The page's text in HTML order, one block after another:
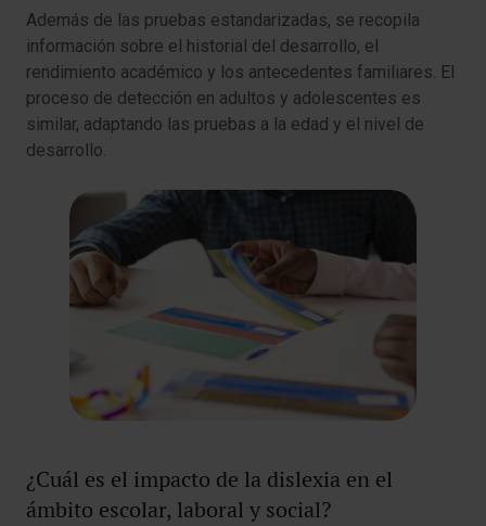
Además de las pruebas estandarizadas, se recopila
información sobre el historial del desarrollo, el
rendimiento académico y los antecedentes familiares. El
proceso de detección en adultos y adolescentes es
similar, adaptando las pruebas a la edad y el nivel de
desarrollo.
¿Cuál es el impacto de la dislexia en el
ámbito escolar, laboral y social?